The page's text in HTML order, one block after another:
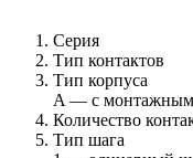
Серия
Тип контактов
Тип корпуса
A — с
Количество
Тип шага